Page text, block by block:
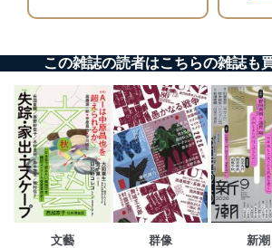
ベース等を取り扱う情報システム
外部からの不正アクセス等の防止
システムを最新の状態に保持して
個人データを取り扱う機器等にセ
ソフトウェア等を導入し、自動更
により、これを最新状態としてい
情報システムの使用に伴う漏洩等の防
メール等により個人データの含ま
送信する場合に、当該ファイルへ
この雑誌の読者はこちらの雑誌も
文藝 群像 新潮